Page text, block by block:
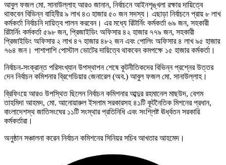
আবুল ফজল মো. সানাউল্লাহ আরও জানান, নির্বাচনে আইনশৃঙ্খলা রক্ষার দায়িত্বে
থাকবেন বিভিন্ন বাহিনীর ৯ লাখ ৪৩ হাজার ৫০ জন সদস্য। এছাড়া নির্বাচনে প্রায় ৮ লাখ
কর্মকর্তা নির্বাচনি দায়িত্ব পালন করবেন। এর মধ্যে রিটার্নিং কর্মকর্তা ৬৯ জন, সহকারী
রিটার্নিং কর্মকর্তা ৫৯৮ জন, প্রিজাইডিং অফিসার ৪২ হাজার ৭৭৯ জন, সহকারী
প্রিজাইডিং অফিসার ২ লাখ ৪৭ হাজার ৪৮২ জন এবং পোলিং অফিসার ৪ লাখ ৯৫ হাজার
৭৬৪ জন। পাশাপাশি পোস্টাল ভোটের দায়িত্বে থাকবেন কমপক্ষে ১৫ হাজার কর্মকর্তা।
নির্বাচন-সংক্রান্ত পরিসংখ্যান উপস্থাপন শেষে কূটনীতিকদের বিভিন্ন প্রশ্নের উত্তর
দেন নির্বাচন কমিশনার ব্রিগেডিয়ার জেনারেল (অব.) আবুল ফজল মো. সানাউল্লাহ।
ব্রিফিংয়ে আরও উপস্থিত ছিলেন নির্বাচন কমিশনার আব্দুর রহমানেল মাছউদ, বেগম
তাহমিদা আহমদ, মো. আনোয়ারুল ইসলাম সরকারসহ ৪১টি কূটনৈতিক মিশনের প্রধান,
বাংলাদেশস্থ জাতিসংঘের ১১টি সংস্থার প্রতিনিধি এবং সংশ্লিষ্ট ঊর্ধ্বতন সরকারি
কর্মকর্তারা।
অনুষ্ঠান সঞ্চালনা করেন নির্বাচন কমিশনের সিনিয়র সচিব আখতার আহমেদ।